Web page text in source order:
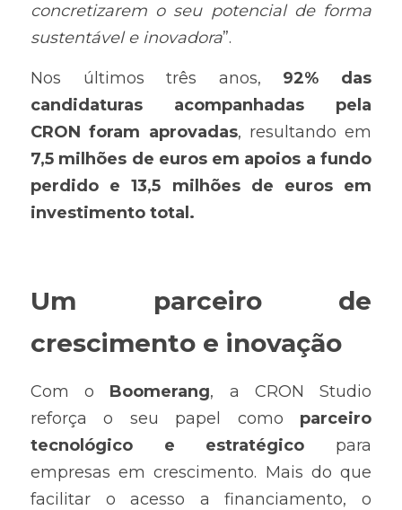
concretizarem o seu potencial de forma
sustentável e inovadora”.
Nos últimos três anos, 92%
das
candidaturas acompanhadas pela
CRON foram aprovadas
7,5 milhões de euros em apoios a fundo
perdido e 13,5 milhões de euros em
investimento total.
Um parceiro de
crescimento e inovação
Com o Boomerang, a CRON Studio
reforça o seu papel como parceiro
tecnológico e estratégico para
empresas em crescimento. Mais do que
facilitar o acesso a financiamento, o